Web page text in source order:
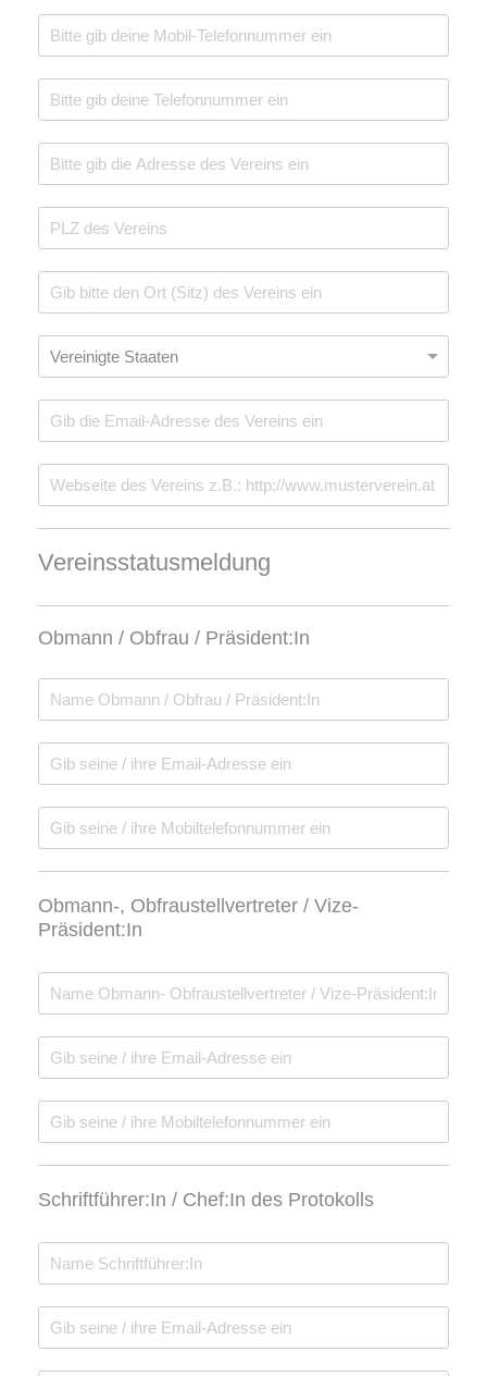
Vereinsstatusmeldung
Obmann / Obfrau / Präsident:In
Obmann-, Obfraustellvertreter / Vize-
Präsident:In
Schriftführer:In / Chef:In des Protokolls